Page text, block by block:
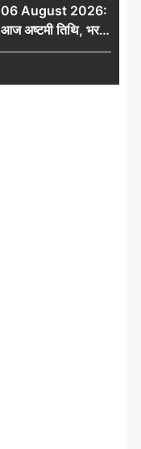
06 August 2026:
आज अष्टमी तिथि, भरणी
नक्षत्र और गंड योग का
राहुकाल और दिनभर का